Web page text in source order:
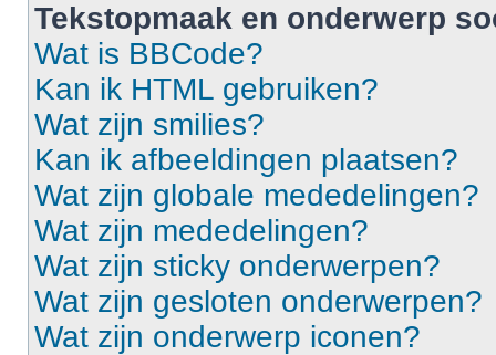
Tekstopmaak en onderwerp
Wat is BBCode?
Kan ik HTML gebruiken?
Wat zijn smilies?
Kan ik afbeeldingen plaatsen?
Wat zijn globale mededelingen?
Wat zijn mededelingen?
Wat zijn sticky onderwerpen?
Wat zijn gesloten onderwerpen?
Wat zijn onderwerp iconen?